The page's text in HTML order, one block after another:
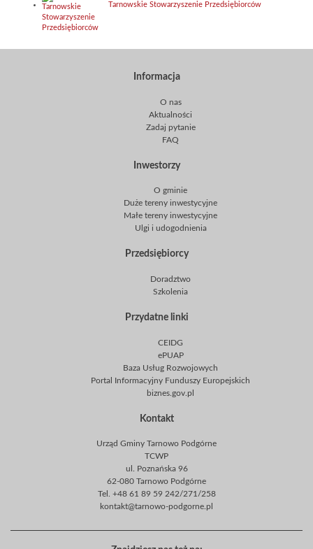
Tarnowskie Stowarzyszenie Przedsiębiorców
Informacja
O nas
Aktualności
Zadaj pytanie
FAQ
Inwestorzy
O gminie
Duże tereny inwestycyjne
Małe tereny inwestycyjne
Ulgi i udogodnienia
Przedsiębiorcy
Doradztwo
Szkolenia
Przydatne linki
CEIDG
ePUAP
Baza Usług Rozwojowych
Portal Informacyjny Funduszy Europejskich
biznes.gov.pl
Kontakt
Urząd Gminy Tarnowo Podgórne
TCWP
ul. Poznańska 96
62-080 Tarnowo Podgórne
Tel. +48 61 89 59 242/271/258
kontakt@tarnowo-podgorne.pl